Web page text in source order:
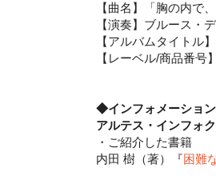
【曲名】「胸の内で
【演奏】ブルース・
【アルバムタイトル
【レーベル/商品番号
◆インフォメーショ
アルテス・インフォ
・ ご紹介した書籍
内田 樹（著）『困難